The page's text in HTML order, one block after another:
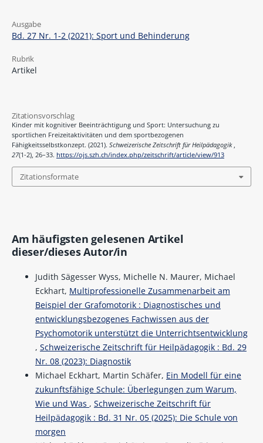
Ausgabe
Bd. 27 Nr. 1-2 (2021): Sport und Behinderung
Rubrik
Artikel
Zitationsvorschlag
Kinder mit kognitiver Beeinträchtigung und Sport: Untersuchung zu
sportlichen Freizeitaktivitäten und dem sportbezogenen
Fähigkeitsselbstkonzept. (2021). Schweizerische Zeitschrift für Heilpädagogik ,
27(1-2), 26–33. https://ojs.szh.ch/index.php/zeitschrift/article/view/913
Zitationsformate
Am häufigsten gelesenen Artikel
dieser/dieses Autor/in
Judith Sägesser Wyss, Michelle N. Maurer, Michael
Eckhart, Multiprofessionelle Zusammenarbeit am
Beispiel der Grafomotorik : Diagnostisches und
entwicklungsbezogenes Fachwissen aus der
Psychomotorik unterstützt die Unterrichtsentwicklung
, Schweizerische Zeitschrift für Heilpädagogik : Bd. 29
Nr. 08 (2023): Diagnostik
Michael Eckhart, Martin Schäfer, Ein Modell für eine
zukunftsfähige Schule: Überlegungen zum Warum,
Wie und Was , Schweizerische Zeitschrift für
Heilpädagogik : Bd. 31 Nr. 05 (2025): Die Schule von
morgen